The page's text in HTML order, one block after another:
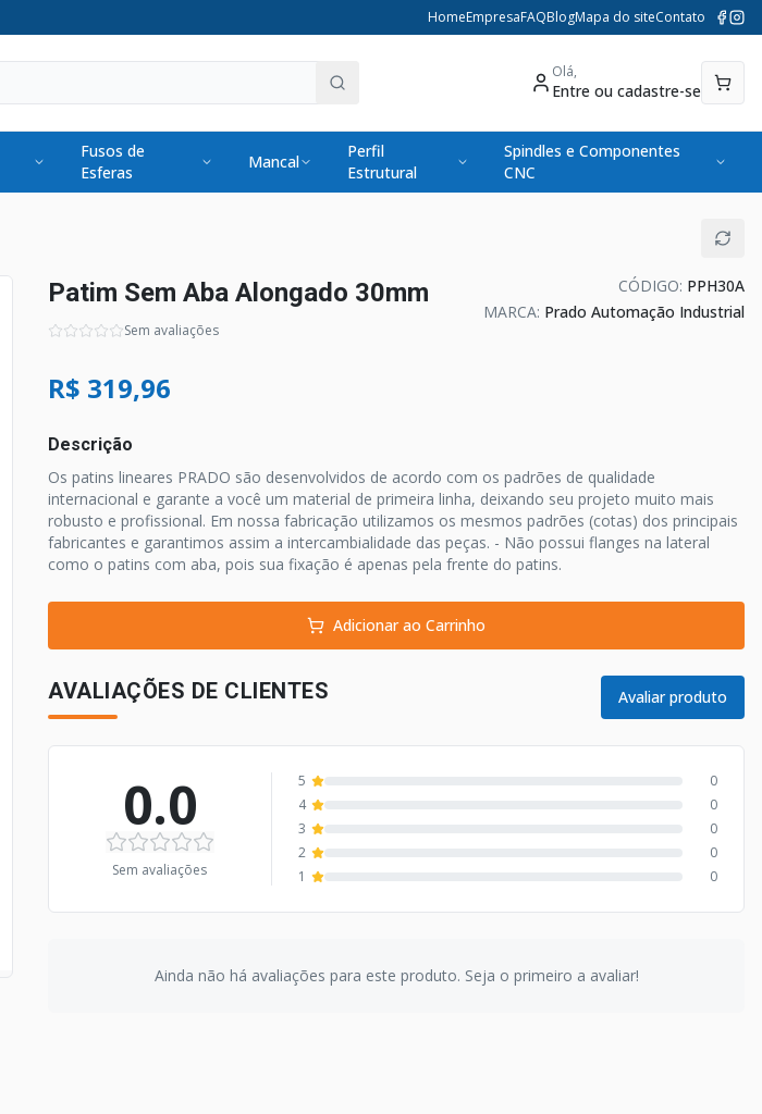
HomeEmpresaFAQBlogMapa do siteContato
Olá,
Entre ou cadastre-se
Fusos de
Esferas
Mancal
Perfil
Estrutural
Spindles e Componentes
CNC
Patim Sem Aba Alongado 30mm
Sem avaliações
CÓDIGO: PPH30A
MARCA: Prado Automação Industrial
R$ 319,96
Descrição
Os patins lineares PRADO são desenvolvidos de acordo com os padrões de qualidade
internacional e garante a você um material de primeira linha, deixando seu projeto muito mais
robusto e profissional. Em nossa fabricação utilizamos os mesmos padrões (cotas) dos principais
fabricantes e garantimos assim a intercambialidade das peças. - Não possui flanges na lateral
como o patins com aba, pois sua fixação é apenas pela frente do patins.
Adicionar ao Carrinho
AVALIAÇÕES DE CLIENTES Avaliar produto
0.0
Sem avaliações
5
0
4
0
3
0
2
0
1
0
Ainda não há avaliações para este produto. Seja o primeiro a avaliar!